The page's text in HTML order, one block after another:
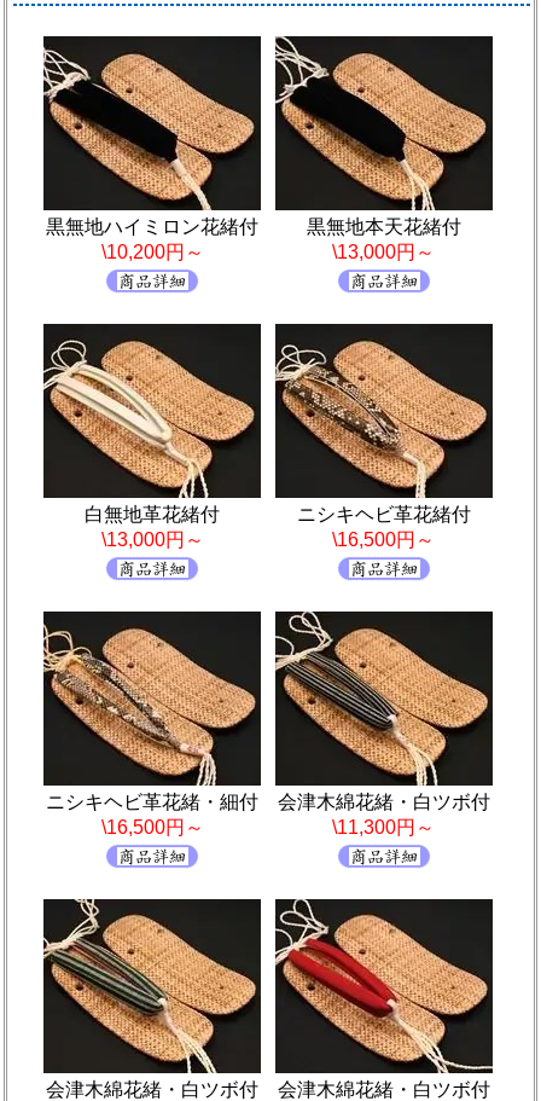
黒無地ハイミロン花緒付
\10,200円～
黒無地本天花緒付
\13,000円～
白無地革花緒付
\13,000円～
ニシキヘビ革花緒付
\16,500円～
ニシキヘビ革花緒・細付
\16,500円～
会津木綿花緒・白ツボ付
\11,300円～
会津木綿花緒・白ツボ付
会津木綿花緒・白ツボ付